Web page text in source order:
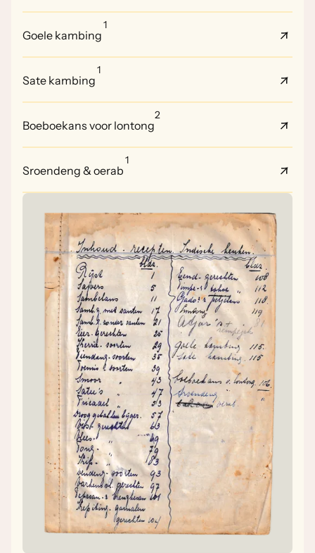
Goele kambing
1
Sate kambing
1
Boeboekans voor lontong
2
Sroendeng & oerab
1